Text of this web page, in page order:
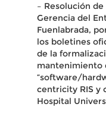
– Resolución
Gerencia del
Fuenlabrada,
los boletines
de la
mantenimiento
“software/
centricity RIS y
Hospital